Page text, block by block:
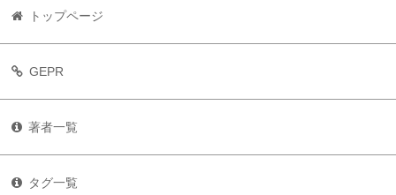
トップページ
GEPR
著者一覧
タグ一覧